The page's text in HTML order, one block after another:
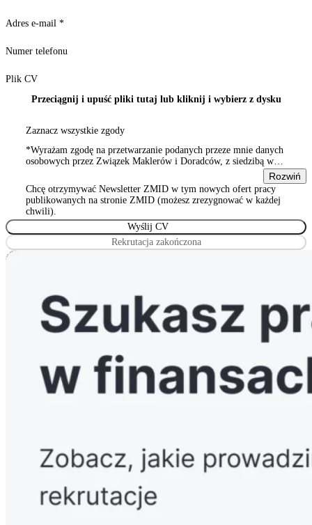
Adres e-mail *
Numer telefonu
Plik CV
Przeciągnij i upuść pliki tutaj lub kliknij i wybierz z dysku
Zaznacz wszystkie zgody
*Wyrażam zgodę na przetwarzanie podanych przeze mnie danych
osobowych przez Związek Maklerów i Doradców, z siedzibą w
stowarzyszeń, innych organizacji społecznych i zawodowych,
Wyrażam zgodę na przetwarzanie podanych przeze mnie danych
osobowych przez Związek Maklerów i Doradców, z siedzibą w
Warszawie 00-815, ul. Sienna 93/2, wpisanym do rejestru
stowarzyszeń, innych organizacji społecznych i zawodowych
Rozwiń
Chcę otrzymywać Newsletter ZMID w tym nowych ofert pracy
publikowanych na stronie ZMID (możesz zrezygnować w każdej
chwili).
Rekrutacja zakończona